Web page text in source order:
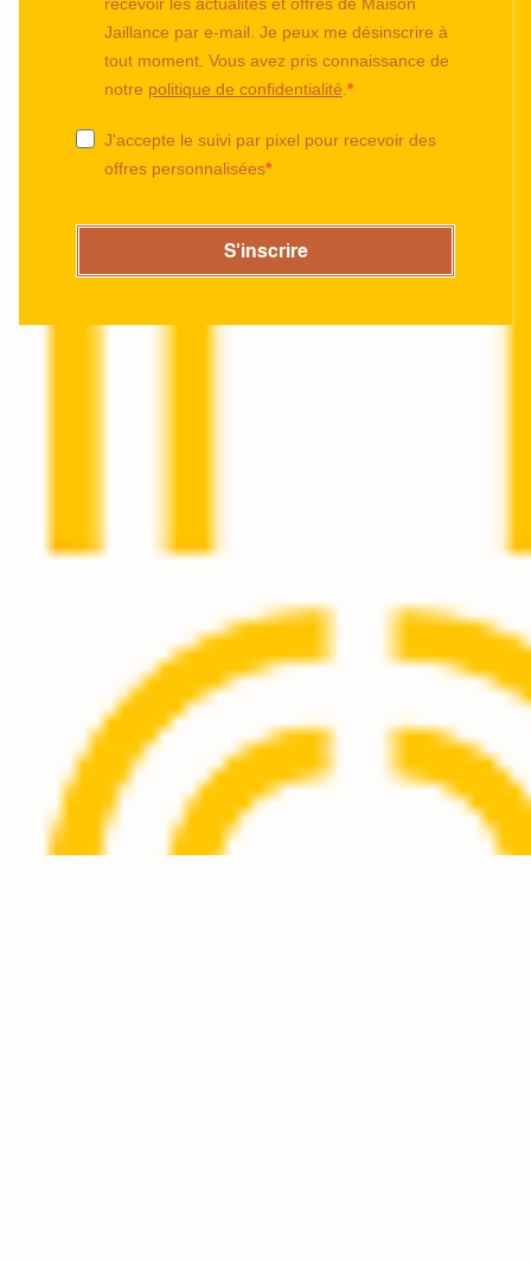
Jaillance par e-mail. Je peux me désinscrire à
tout moment. Vous avez pris connaissance de
notre politique de confidentialité
J'accepte le suivi par pixel pour recevoir des
offres personnalisées
S'inscrire